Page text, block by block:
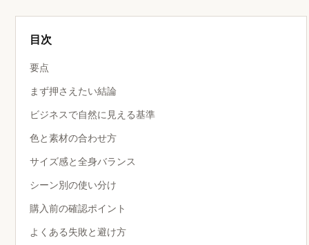
目次
要点
まず押さえたい結論
ビジネスで自然に見える基準
色と素材の合わせ方
サイズ感と全身バランス
シーン別の使い分け
購入前の確認ポイント
よくある失敗と避け方